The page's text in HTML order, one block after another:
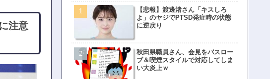
注意
【悲報】渡邊渚さん「キスしろ
よ」のヤジでPTSD発症時の状態
に逆戻り
秋田県職員さん、会見をバスロー
ブ＆喫煙スタイルで対応してしま
い大炎上ｗ